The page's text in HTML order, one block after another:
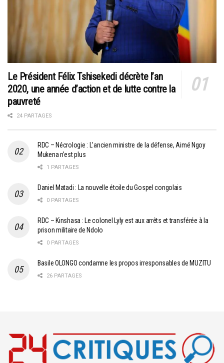
Le Président Félix Tshisekedi décrète l’an
2020, une année d’action et de lutte contre la
pauvreté
24 PARTAGES
RDC – Nécrologie : L’ancien ministre de la défense, Aimé Ngoy
Mukena n’est plus
1 PARTAGES
Daniel Matadi : La nouvelle étoile du Gospel congolais
0 PARTAGES
RDC – Kinshasa : Le colonel Lyly est aux arrêts et transférée à la
prison militaire de Ndolo
0 PARTAGES
Basile OLONGO condamne les propos irresponsables de MUZITU
26 PARTAGES